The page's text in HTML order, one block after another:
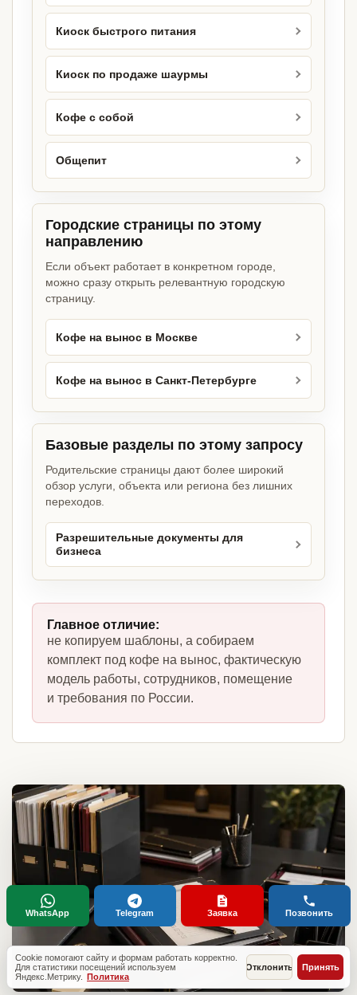
Киоск быстрого питания
Киоск по продаже шаурмы
Кофе с собой
Общепит
Городские страницы по этому
направлению
Если объект работает в конкретном городе,
можно сразу открыть релевантную городскую
страницу.
Кофе на вынос в Москве
Кофе на вынос в Санкт-Петербурге
Базовые разделы по этому запросу
Родительские страницы дают более широкий
обзор услуги, объекта или региона без лишних
переходов.
Разрешительные документы для
бизнеса
Главное отличие:
не копируем шаблоны, а собираем
комплект под кофе на вынос, фактическую
модель работы, сотрудников, помещение
и требования по России.
Cookie помогают сайту и формам работать корректно.
Для статистики посещений используем
Яндекс.Метрику. Политика
Отклонить Принять
WhatsApp Telegram Заявка Позвонить